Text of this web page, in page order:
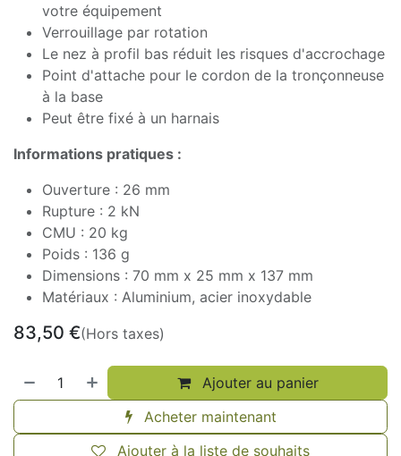
votre équipement
Verrouillage par rotation
Le nez à profil bas réduit les risques d'accrochage
Point d'attache pour le cordon de la tronçonneuse
à la base
Peut être fixé à un harnais
Informations pratiques :
Ouverture : 26 mm
Rupture : 2 kN
CMU : 20 kg
Poids : 136 g
Dimensions : 70 mm x 25 mm x 137 mm
Matériaux : Aluminium, acier inoxydable
83,50 €(Hors taxes)
Ajouter au panier
Acheter maintenant
Ajouter à la liste de souhaits